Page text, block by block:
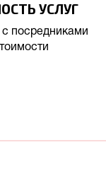
УСЛУГ
с посредниками